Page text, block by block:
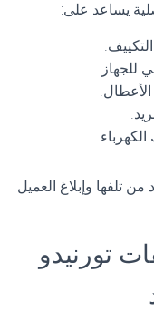
يساعد على:
للجهاز.
الأعطال.
من تلفها وإبلاغ العميل
تورنيدو